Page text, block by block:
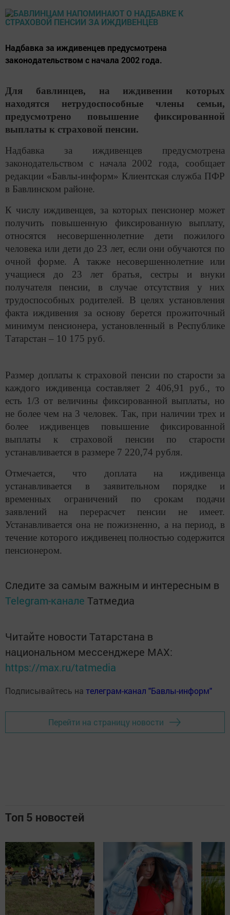
Надбавка за иждивенцев предусмотрена
законодательством с начала 2002 года.
Для бавлинцев, на иждивении которых
находятся нетрудоспособные члены семьи,
предусмотрено повышение фиксированной
выплаты к страховой пенсии.
Надбавка за иждивенцев предусмотрена
законодательством с начала 2002 года, сообщает
редакции «Бавлы-информ» Клиентская служба ПФР
в Бавлинском районе.
К числу иждивенцев, за которых пенсионер может
получить повышенную фиксированную выплату,
относятся несовершеннолетние дети пожилого
человека или дети до 23 лет, если они обучаются по
очной форме. А также несовершеннолетние или
учащиеся до 23 лет братья, сестры и внуки
получателя пенсии, в случае отсутствия у них
трудоспособных родителей. В целях установления
факта иждивения за основу берется прожиточный
минимум пенсионера, установленный в Республике
Татарстан – 10 175 руб.
Размер доплаты к страховой пенсии по старости за
каждого иждивенца составляет 2 406,91 руб., то
есть 1/3 от величины фиксированной выплаты, но
не более чем на 3 человек. Так, при наличии трех и
более иждивенцев повышение фиксированной
выплаты к страховой пенсии по старости
устанавливается в размере 7 220,74 рубля.
Отмечается, что доплата на иждивенца
устанавливается в заявительном порядке и
временных ограничений по срокам подачи
заявлений на перерасчет пенсии не имеет.
Устанавливается она не пожизненно, а на период, в
течение которого иждивенец полностью содержится
пенсионером.
Следите за самым важным и интересным в
Telegram-канале Татмедиа
Читайте новости Татарстана в
национальном мессенджере MАХ:
https://max.ru/tatmedia
Подписывайтесь на телеграм-канал "Бавлы-информ"
Перейти на страницу новости
Топ 5 новостей